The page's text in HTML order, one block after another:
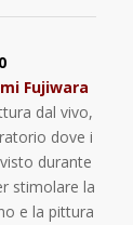
Fujiwara
dal vivo,
dove i
durante
stimolare la
e la pittura